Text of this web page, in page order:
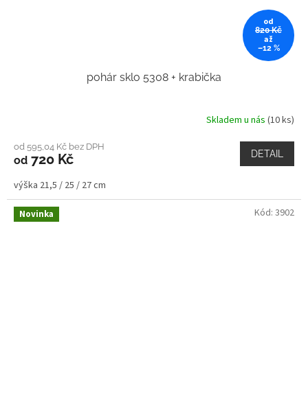
od
820 Kč
až
–12 %
pohár sklo 5308 + krabička
Skladem u nás (10 ks)
od 595,04 Kč bez DPH
od 720 Kč DETAIL
výška 21,5 / 25 / 27 cm
Novinka Kód: 3902